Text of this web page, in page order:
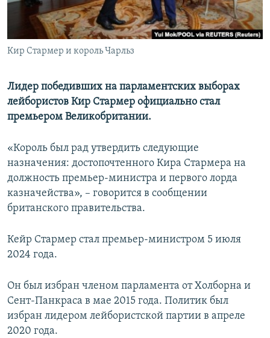
ПОБЕДИТЕЛЕЙ НЕ СУДЯТ?
КРЫМ.НЕПОКОРЕННЫЙ
ELIFBE
ПРИСОЕДИНЯЙТЕСЬ!
Все сайты RFE/RL
Кир Стармер и король Чарльз
Лидер победивших на парламентских выборах
лейбористов Кир Стармер официально стал
премьером Великобритании.
«Король был рад утвердить следующие
назначения: достопочтенного Кира Стармера на
должность премьер-министра и первого лорда
казначейства», – говорится в сообщении
британского правительства.
Кейр Стармер стал премьер-министром 5 июля
2024 года.
Он был избран членом парламента от Холборна и
Сент-Панкраса в мае 2015 года. Политик был
избран лидером лейбористской партии в апреле
2020 года.